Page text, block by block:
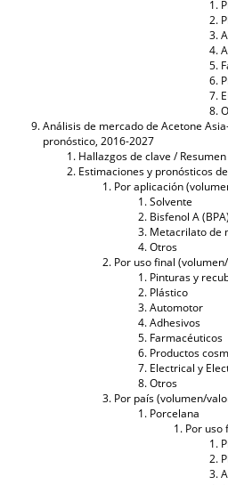
Análisis de mercado de Acetone
pronóstico, 2016-2027
Hallazgos de clave / Resumen
Estimaciones y pronósticos
Por aplicación
Solvente
Bisfenol A (BPA)
Metacrilato de
Otros
Por uso final
Pinturas y
Plástico
Automotor
Adhesivos
Farmacéuticos
Productos
Electrical y
Otros
Por país (volumen/
Porcelana
Por uso